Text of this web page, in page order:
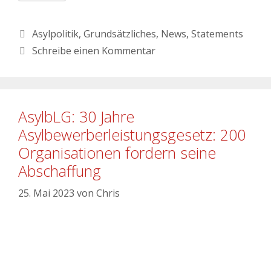
Asylpolitik, Grundsätzliches, News, Statements
Schreibe einen Kommentar
AsylbLG: 30 Jahre
Asylbewerberleistungsgesetz: 200
Organisationen fordern seine
Abschaffung
25. Mai 2023 von Chris